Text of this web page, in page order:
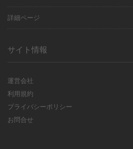
詳細ページ
サイト情報
運営会社
利用規約
プライバシーポリシー
お問合せ